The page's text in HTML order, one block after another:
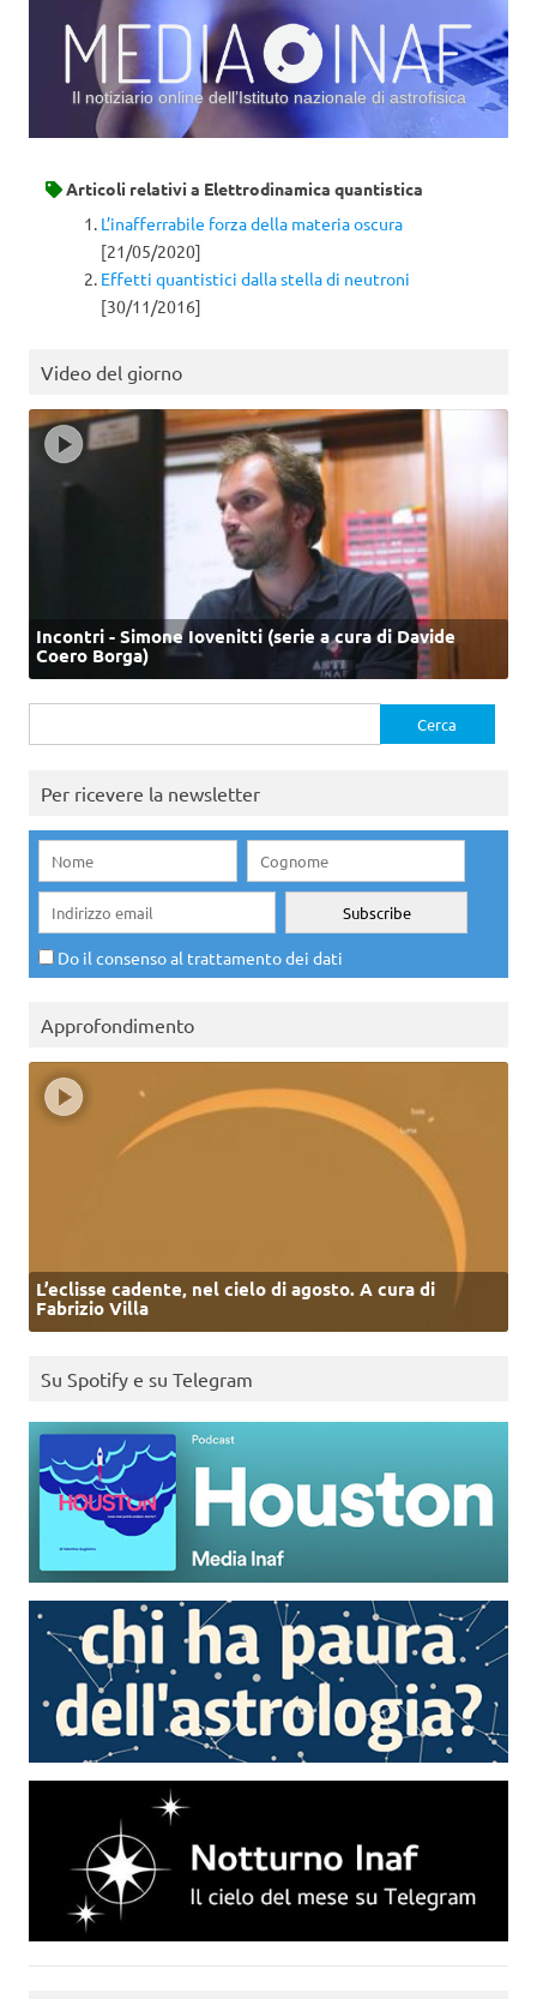
Il notiziario online dell’Istituto nazionale di astrofisica
Articoli relativi a Elettrodinamica quantistica
L’inafferrabile forza della materia oscura
[21/05/2020]
Effetti quantistici dalla stella di neutroni
[30/11/2016]
Video del giorno
Incontri - Simone Iovenitti (serie a cura di Davide
Coero Borga)
per:
Per ricevere la newsletter
Do il consenso al trattamento dei dati
Approfondimento
L’eclisse cadente, nel cielo di agosto. A cura di
Fabrizio Villa
Su Spotify e su Telegram